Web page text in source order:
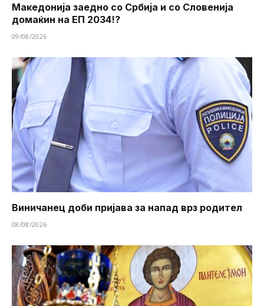
Македонија заедно со Србија и со Словенија
домаќин на ЕП 2034!?
09/08/2026
Виничанец доби пријава за напад врз родител
08/08/2026